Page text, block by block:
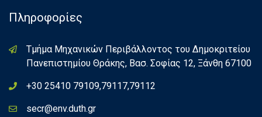
Πληροφορίες
Τμήμα Μηχανικών Περιβάλλοντος του Δημοκριτείου
Πανεπιστημίου Θράκης, Βασ. Σοφίας 12, Ξάνθη 67100
+30 25410 79109,79117,79112
secr@env.duth.gr